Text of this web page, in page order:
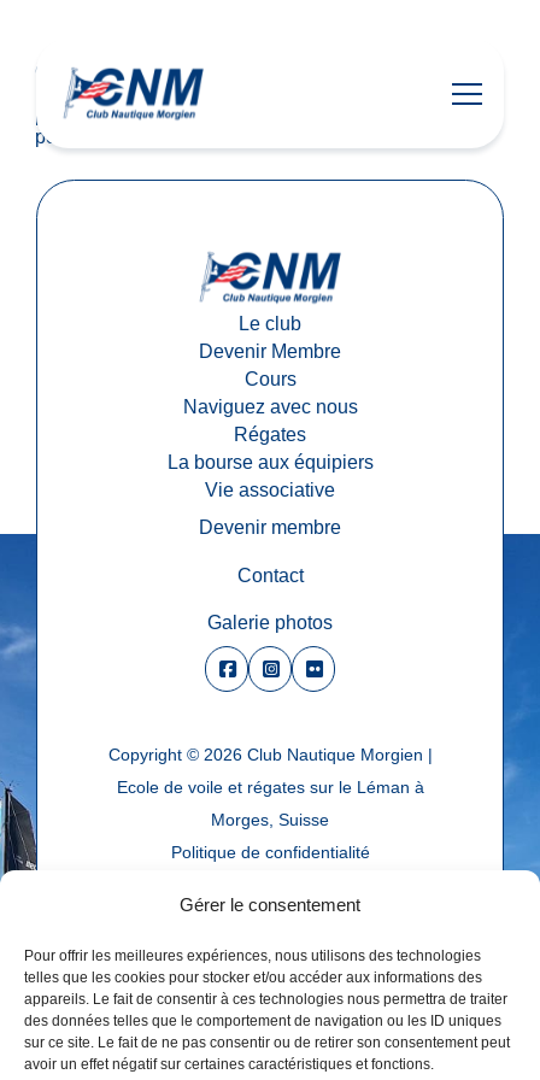
Gérer le consentement
Pour offrir les meilleures expériences, nous utilisons des technologies
telles que les cookies pour stocker et/ou accéder aux informations des
appareils. Le fait de consentir à ces technologies nous permettra de traiter
des données telles que le comportement de navigation ou les ID uniques
sur ce site. Le fait de ne pas consentir ou de retirer son consentement peut
avoir un effet négatif sur certaines caractéristiques et fonctions.
repas de soutien pour aider ses juniors à financer
leurs projets sportifs. Plus de 200 participants se
mobilisent pour leur avenir !
Chaque année depuis 2011, le CNM organise un
repas de soutien pour aider ses juniors à financer leurs
projets sportifs. Plus de 200 participants se mobilisent
pour leur avenir !
Le club
Devenir Membre
Cours
Naviguez avec nous
Régates
La bourse aux équipiers
Vie associative
Devenir membre
Contact
Galerie photos
Copyright © 2026 Club Nautique Morgien |
Ecole de voile et régates sur le Léman à
Morges, Suisse
Politique de confidentialité